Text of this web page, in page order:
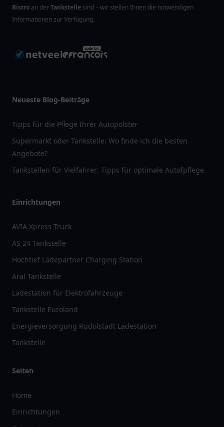
Bistro an derTankstelle sind – wir stellen Ihnen die notwendigen
Informationen zur Verfügung.
Neueste Blog-Beiträge
Tipps für die Pflege Ihrer Autopolster
Supermarkt oder Tankstelle: Wo finde ich die besten
Angebote?
Tankstellen für Vielfahrer: Tipps für optimale Autofpflege
Einrichtungen
AVIA Xpress Truck
AS 24 Tankstelle
Hochtief Ladepartner Charging Station
Aral Tankstelle
Ladestation für Elektrofahrzeuge
Tankstelle Euroland
Energieversorgung Rudolstadt Ladestation
Tankstelle
Seiten
Home
Einrichtungen